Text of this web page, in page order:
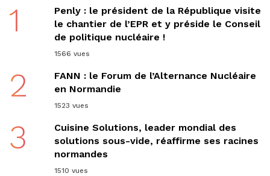
1
Penly : le président de la République visite
le chantier de l’EPR et y préside le Conseil
de politique nucléaire !
1566 vues
2
FANN : le Forum de l’Alternance Nucléaire
en Normandie
1523 vues
3
Cuisine Solutions, leader mondial des
solutions sous-vide, réaffirme ses racines
normandes
1510 vues